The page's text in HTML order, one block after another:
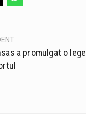
a promulgat o lege